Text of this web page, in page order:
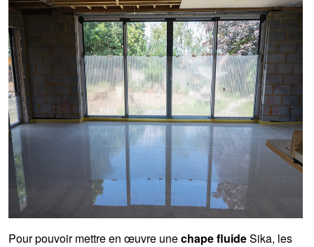
Pour pouvoir mettre en œuvre unechape fluideSika, les